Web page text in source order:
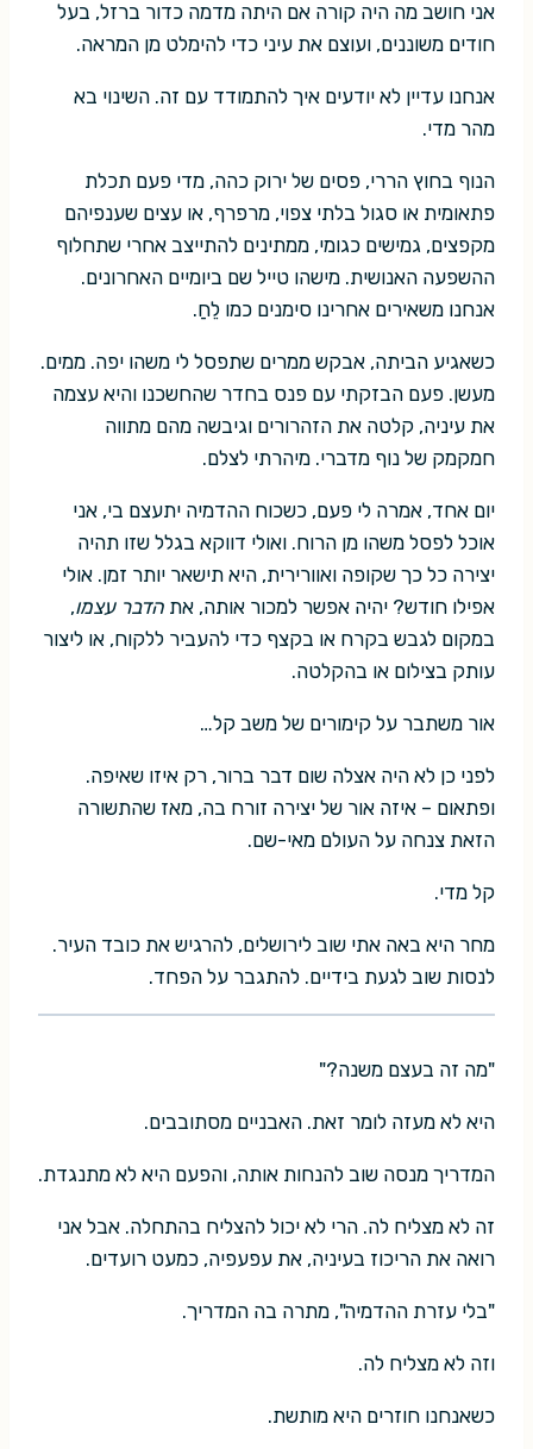
אני חושב מה היה קורה אם היתה מדמה כדור ברזל, בעל
חודים משוננים, ועוצם את עיני כדי להימלט מן המראה.
אנחנו עדיין לא יודעים איך להתמודד עם זה. השינוי בא
מהר מדי.
הנוף בחוץ הררי, פסים של ירוק כהה, מדי פעם תכלת
פתאומית או סגול בלתי צפוי, מרפרף, או עצים שענפיהם
מקפצים, גמישים כגומי, ממתינים להתייצב אחרי שתחלוף
ההשפעה האנושית. מישהו טייל שם ביומיים האחרונים.
אנחנו משאירים אחרינו סימנים כמו לֵחַ.
כשאגיע הביתה, אבקש ממרים שתפסל לי משהו יפה. ממים.
מעשן. פעם הבזקתי עם פנס בחדר שהחשכנו והיא עצמה
את עיניה, קלטה את הזהרורים וגיבשה מהם מתווה
חמקמק של נוף מדברי. מיהרתי לצלם.
יום אחד, אמרה לי פעם, כשכוח ההדמיה יתעצם בי, אני
אוכל לפסל משהו מן הרוח. ואולי דווקא בגלל שזו תהיה
יצירה כל כך שקופה ואוורירית, היא תישאר יותר זמן. אולי
אפילו חודש? יהיה אפשר למכור אותה, את הדבר עצמו,
במקום לגבש בקרח או בקצף כדי להעביר ללקוח, או ליצור
עותק בצילום או בהקלטה.
אור משתבר על קימורים של משב קל…
לפני כן לא היה אצלה שום דבר ברור, רק איזו שאיפה.
ופתאום – איזה אור של יצירה זורח בה, מאז שהתשורה
הזאת צנחה על העולם מאי-שם.
קל מדי.
מחר היא באה אתי שוב לירושלים, להרגיש את כובד העיר.
לנסות שוב לגעת בידיים. להתגבר על הפחד.
"מה זה בעצם משנה?"
היא לא מעזה לומר זאת. האבניים מסתובבים.
המדריך מנסה שוב להנחות אותה, והפעם היא לא מתנגדת.
זה לא מצליח לה. הרי לא יכול להצליח בהתחלה. אבל אני
רואה את הריכוז בעיניה, את עפעפיה, כמעט רועדים.
"בלי עזרת ההדמיה", מתרה בה המדריך.
וזה לא מצליח לה.
כשאנחנו חוזרים היא מותשת.